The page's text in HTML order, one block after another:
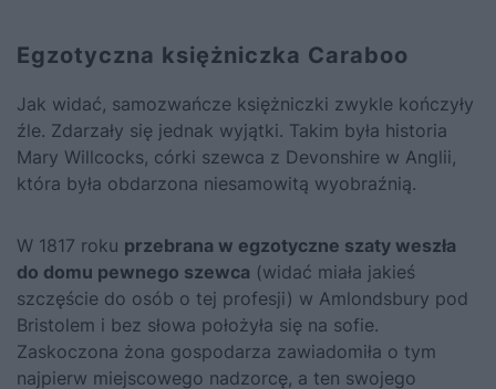
Egzotyczna księżniczka Caraboo
Jak widać, samozwańcze księżniczki zwykle kończyły
źle. Zdarzały się jednak wyjątki. Takim była historia
Mary Willcocks, córki szewca z Devonshire w Anglii,
która była obdarzona niesamowitą wyobraźnią.
W 1817 roku przebrana w egzotyczne szaty weszła
do domu pewnego szewca (widać miała jakieś
szczęście do osób o tej profesji) w Amlondsbury pod
Bristolem i bez słowa położyła się na sofie.
Zaskoczona żona gospodarza zawiadomiła o tym
najpierw miejscowego nadzorcę, a ten swojego